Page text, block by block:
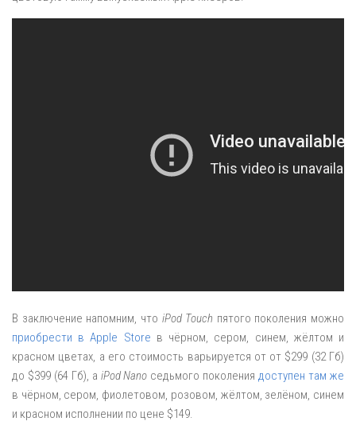
В заключение напомним, что iPod Touch пятого поколения можно
приобрести в Apple Store в чёрном, сером, синем, жёлтом и
красном цветах, а его стоимость варьируется от от $299 (32 Гб)
до $399 (64 Гб), а iPod Nano седьмого поколения доступен там же
в чёрном, сером, фиолетовом, розовом, жёлтом, зелёном, синем
и красном исполнении по цене $149.